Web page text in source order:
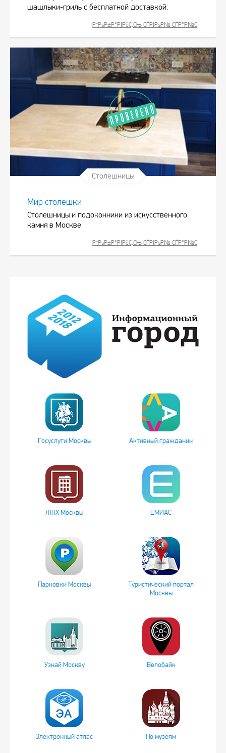
шашлыки-гриль с бесплатной доставкой.
Р”РѕР±Р°РІРёС‚СЊ СЃРІРѕР№ СЃР°Р№С‚
Столешницы
Мир столешки
Столешницы и подоконники из искусственного
камня в Москве
Р”РѕР±Р°РІРёС‚СЊ СЃРІРѕР№ СЃР°Р№С‚
Госуслуги Москвы Активный гражданин
ЖКХ Москвы ЕМИАС
Парковки Москвы
Туристический портал
Москвы
Узнай Москву Велобайк
Электронный атлас По музеям